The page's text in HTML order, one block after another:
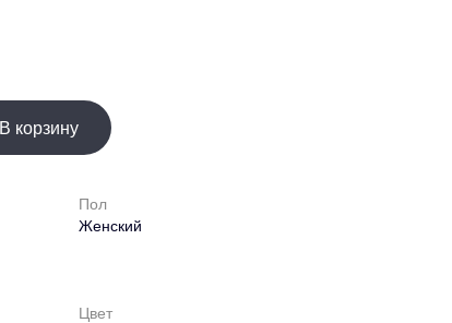
В корзину
Пол
Женский
Цвет